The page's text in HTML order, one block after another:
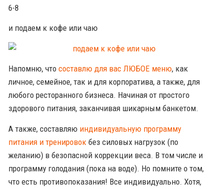
6-8
и подаем к кофе или чаю
Напомню, что составлю для вас ЛЮБОЕ меню, как
личное, семейное, так и для корпоратива, а также, для
любого ресторанного бизнеса. Начиная от простого
здорового питания, заканчивая шикарным банкетом.
А также, составляю индивидуальную программу
питания и тренировок без силовых нагрузок (по
желанию) в безопасной коррекции веса. В том числе и
программу голодания (пока на воде). Но помните о том,
что есть противопоказания! Все индивидуально. Хотя,